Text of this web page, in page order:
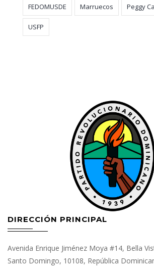
FEDOMUSDE Marruecos Peggy
USFP
DIRECCIÓN PRINCIPAL
Avenida Enrique Jiménez Moya #14, Bella
Santo Domingo, 10108, República